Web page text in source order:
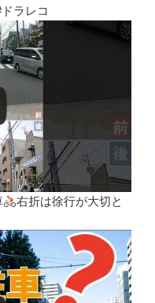
ラレコ
右折は徐行が大切と